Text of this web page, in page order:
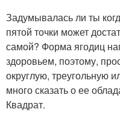
Задумывалась ли ты
пятой точки может
самой? Форма ягодиц
здоровьем, поэтому,
округлую, треугольную
много сказать о ее
Квадрат.